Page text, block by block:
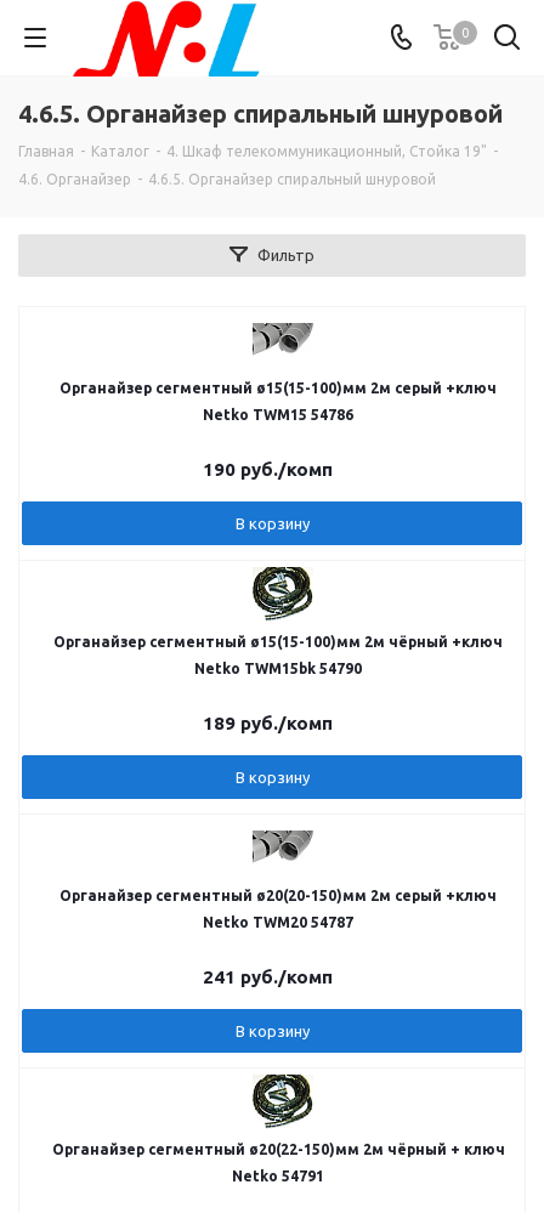
0
4.6.5. Органайзер спиральный шнуровой
Главная - Каталог - 4. Шкаф телекоммуникационный, Стойка 19" -
4.6. Органайзер - 4.6.5. Органайзер спиральный шнуровой
Фильтр
Органайзер сегментный ø15(15-100)мм 2м серый +ключ
Netko TWM15 54786
190 руб./комп
В корзину
Органайзер сегментный ø15(15-100)мм 2м чёрный +ключ
Netko TWM15bk 54790
189 руб./комп
В корзину
Органайзер сегментный ø20(20-150)мм 2м серый +ключ
Netko TWM20 54787
241 руб./комп
В корзину
Органайзер сегментный ø20(22-150)мм 2м чёрный + ключ
Netko 54791